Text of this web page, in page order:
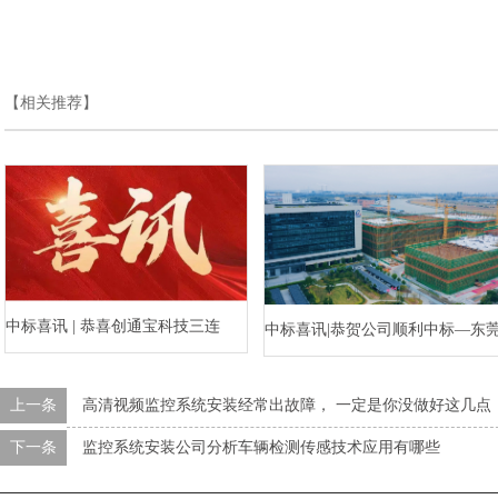
【相关推荐】
中标喜讯 | 恭喜创通宝科技三连 中标喜讯|恭贺公司顺利中标—东
标段）智能化工程
上一条 高清视频监控系统安装经常出故障， 一定是你没做好这几点
下一条 监控系统安装公司分析车辆检测传感技术应用有哪些